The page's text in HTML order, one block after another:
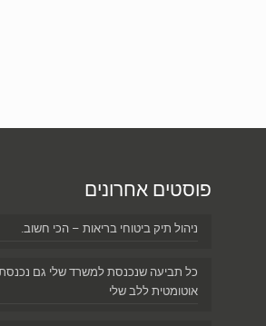
פוסטים אחרונים
ניהול תיק ביטוחי בריאות – הכי חשוב.
כל תביעה שנכנסת למשרד שלי גם
אוטומטית ללב שלי